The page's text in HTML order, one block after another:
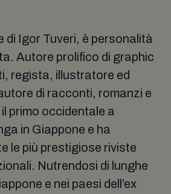
di Igor Tuveri, è personalità
Autore prolifico di graphic
regista, illustratore ed
di racconti, romanzi e
primo occidentale a
in Giappone e ha
le più prestigiose riviste
Nutrendosi di lunghe
e nei paesi dell’ex